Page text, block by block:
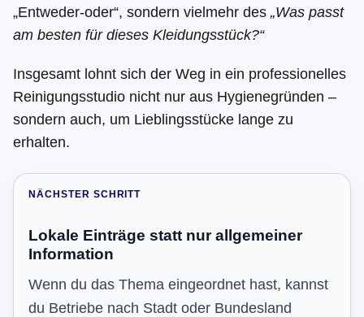
„Entweder-oder“, sondern vielmehr des „Was passt
am besten für dieses Kleidungsstück?“
Insgesamt lohnt sich der Weg in ein professionelles
Reinigungsstudio nicht nur aus Hygienegründen –
sondern auch, um Lieblingsstücke lange zu
erhalten.
NÄCHSTER SCHRITT
Lokale Einträge statt nur allgemeiner
Information
Wenn du das Thema eingeordnet hast, kannst
du Betriebe nach Stadt oder Bundesland